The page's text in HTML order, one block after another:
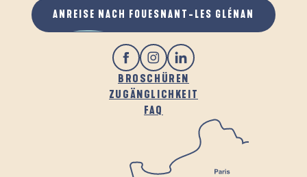
BROSCHÜREN
ZUGÄNGLICHKEIT
FAQ
ANREISE NACH FOUESNANT-LES GLÉNAN